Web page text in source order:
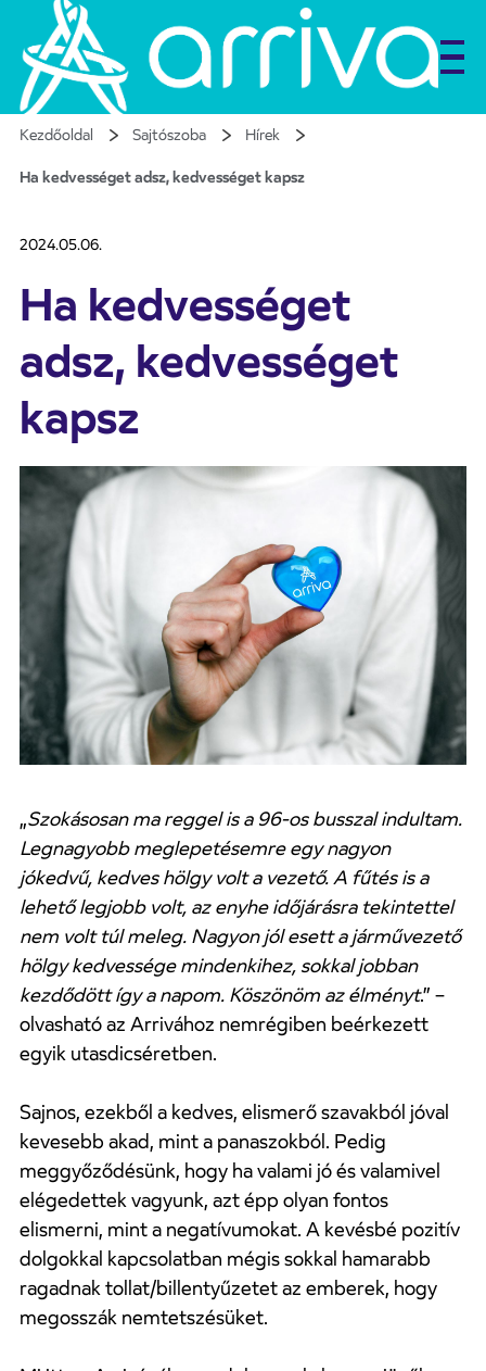
Kezdőoldal Sajtószoba Hírek
Ha kedvességet adsz, kedvességet kapsz
2024.05.06.
Ha kedvességet
adsz, kedvességet
kapsz
„Szokásosan ma reggel is a 96-os busszal indultam.
Legnagyobb meglepetésemre egy nagyon
jókedvű, kedves hölgy volt a vezető. A fűtés is a
lehető legjobb volt, az enyhe időjárásra tekintettel
nem volt túl meleg. Nagyon jól esett a járművezető
hölgy kedvessége mindenkihez, sokkal jobban
kezdődött így a napom. Köszönöm az élményt.” –
olvasható az Arrivához nemrégiben beérkezett
egyik utasdicséretben.
Sajnos, ezekből a kedves, elismerő szavakból jóval
kevesebb akad, mint a panaszokból. Pedig
meggyőződésünk, hogy ha valami jó és valamivel
elégedettek vagyunk, azt épp olyan fontos
elismerni, mint a negatívumokat. A kevésbé pozitív
dolgokkal kapcsolatban mégis sokkal hamarabb
ragadnak tollat/billentyűzetet az emberek, hogy
megosszák nemtetszésüket.